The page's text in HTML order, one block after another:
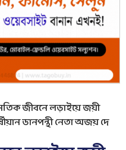
জীবনে লড়াইয়ে জয়ী
ডানপন্থী নেতা অজয় দে